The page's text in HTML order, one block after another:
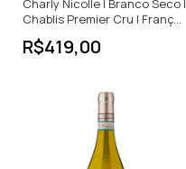
Charly Nicolle | Branco Seco |
Chablis Premier Cru | França |
750ml
R$419,00